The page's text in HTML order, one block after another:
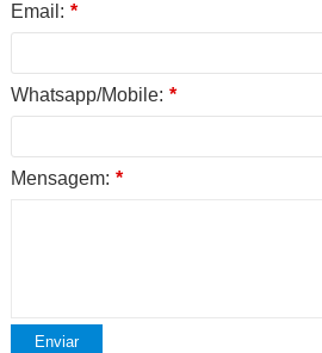
Email: *
Whatsapp/Mobile: *
Mensagem: *
Enviar